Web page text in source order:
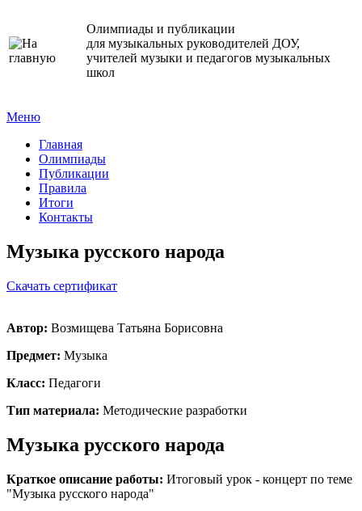
Олимпиады и публикации
для музыкальных руководителей ДОУ,
учителей музыки и педагогов музыкальных
школ
Меню
Главная
Олимпиады
Публикации
Правила
Итоги
Контакты
Музыка русского народа
Cкачать сертификат
Автор: Возмищева Татьяна Борисовна
Предмет: Музыка
Класс: Педагоги
Тип материала: Методические разработки
Музыка русского народа
Краткое описание работы: Итоговый урок - концерт по теме
"Музыка русского народа"